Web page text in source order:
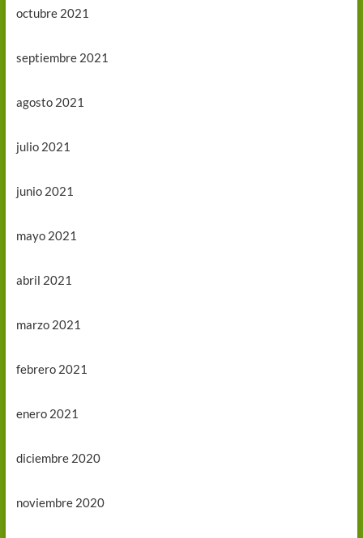
octubre 2021
septiembre 2021
agosto 2021
julio 2021
junio 2021
mayo 2021
abril 2021
marzo 2021
febrero 2021
enero 2021
diciembre 2020
noviembre 2020